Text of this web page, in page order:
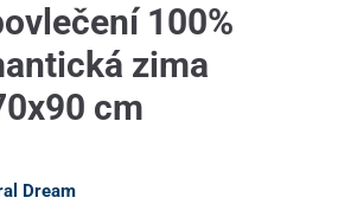
100%
zima
cm
Dream